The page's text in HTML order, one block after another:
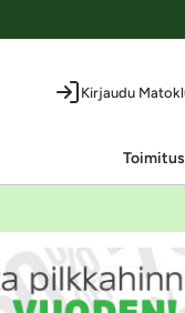
Kirjaudu
Toimitus